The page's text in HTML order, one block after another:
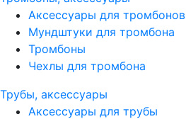
Аксессуары для тромбонов
Мундштуки для тромбона
Тромбоны
Чехлы для тромбона
Трубы, аксессуары
Аксессуары для трубы